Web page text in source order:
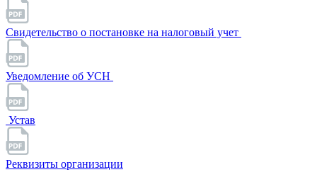
Свидетельство о постановке на налоговый учет
Уведомление об УСН
Устав
Реквизиты организации